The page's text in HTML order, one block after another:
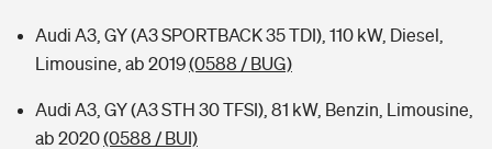
Audi A3, GY (A3 SPORTBACK 35 TDI), 110 kW, Diesel,
Limousine, ab 2019(0588 / BUG)
Audi A3, GY (A3 STH 30 TFSI), 81 kW, Benzin, Limousine,
ab 2020(0588 / BUI)